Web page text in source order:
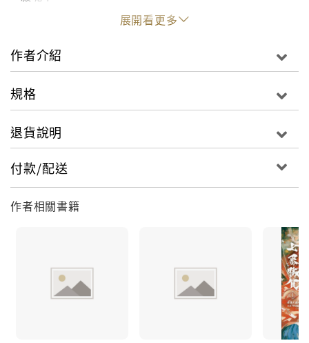
展開看更多
作者介紹
規格
退貨說明
付款/配送
作者相關書籍